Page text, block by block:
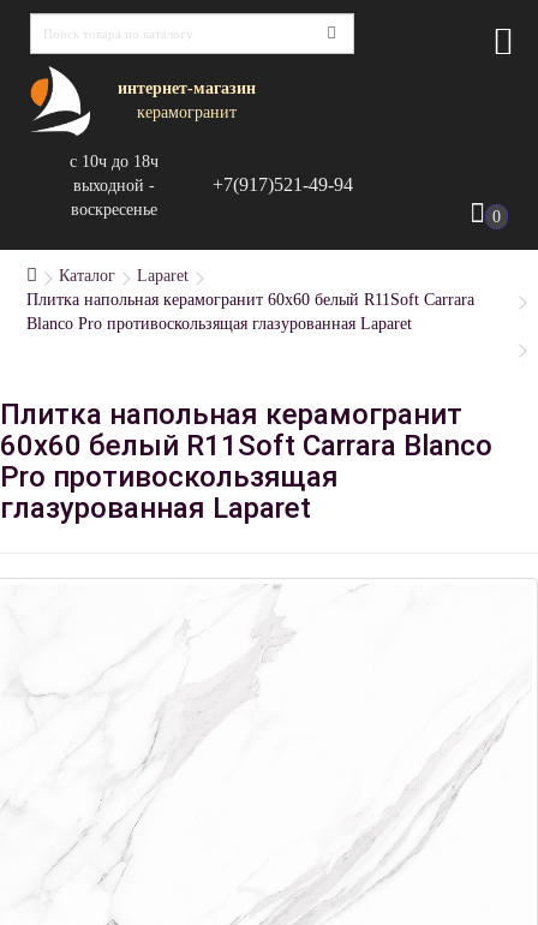
интернет-магазин
керамогранит
с 10ч до 18ч
выходной -
воскресенье
+7(917)521-49-94
0
Каталог
Laparet
Плитка напольная керамогранит 60x60 белый R11Soft Carrara
Blanco Pro противоскользящая глазурованная Laparet
Плитка напольная керамогранит
60x60 белый R11Soft Carrara Blanco
Pro противоскользящая
глазурованная Laparet